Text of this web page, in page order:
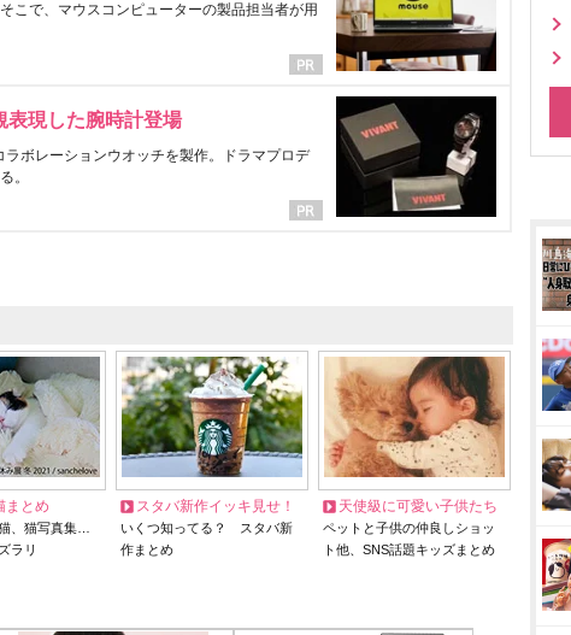
こで、マウスコンピューターの製品担当者が用
表現した腕時計登場
ボレーションウオッチを製作。ドラマプロデ
。
まとめ
、猫写真集…
ラリ
スタバ新作イッキ見せ！
いくつ知ってる？ スタバ新
作まとめ
天使級に可愛い子供たち
ペットと子供の仲良しショッ
ト他、SNS話題キッズまとめ